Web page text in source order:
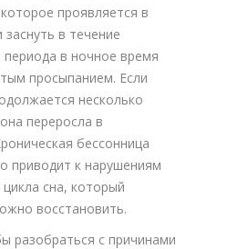
проявляется в
в течение
периода в ночное время
просыпанием. Если
несколько
переросла в
бессонница
приводит к нарушениям
цикла сна, который
восстановить.
разобраться с причинами